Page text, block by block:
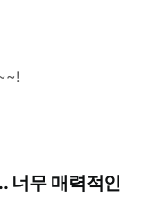
너무 매력적인